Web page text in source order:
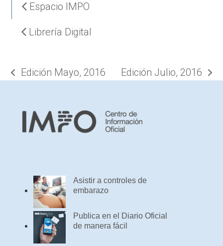
Espacio IMPO
Librería Digital
previous
Edición Mayo, 2016
next
Edición Julio, 2016
Asistir a controles de
embarazo
Publica en el Diario Oficial
de manera fácil